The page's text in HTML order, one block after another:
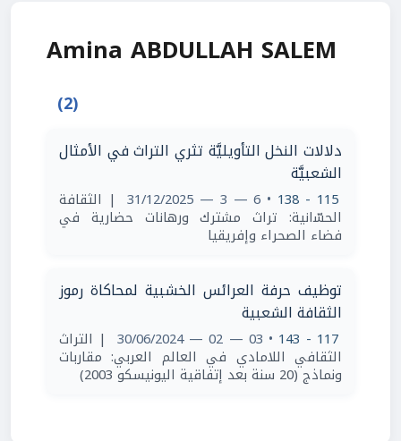
Amina ABDULLAH SALEM
(2)
دلالات النخل التأويليَّة تثري التراث في الأمثال
الشعبيَّة
115 - 138
• 6 — 3 — 31/12/2025 | اﻟﺜﻘﺎﻓﺔ
اﻟﺤﺴّاﻧﻴﺔ: ﺗﺮاث ﻣﺸﺘﺮك ورﻫﺎﻧﺎت ﺣﻀﺎرﻳﺔ ﻓﻲ
ﻓﻀﺎء اﻟﺼﺤﺮاء وإﻓﺮﻳﻘﻴﺎ
توظيف حرفة العرائس الخشبية لمحاكاة رموز
الثقافة الشعبية
117 - 143
• 03 — 02 — 30/06/2024 | التراث
الثقافي اللامادي في العالم العربي: مقاربات
ونماذج (20 سنة بعد إتفاقية اليونيسكو 2003)